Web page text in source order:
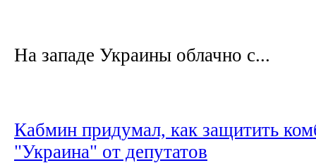
На западе Украины облачно с...
Кабмин придумал, как защитить
"Украина" от депутатов